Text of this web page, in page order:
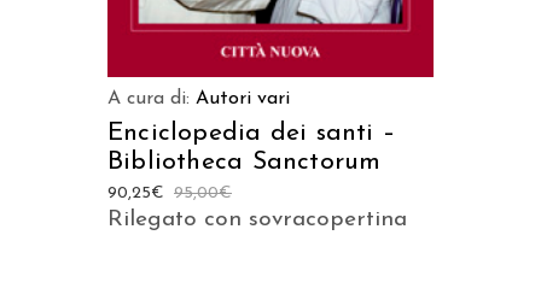
A cura di: Autori vari
Enciclopedia dei santi –
Bibliotheca Sanctorum
95,00€
90,25€
Rilegato con sovracopertina